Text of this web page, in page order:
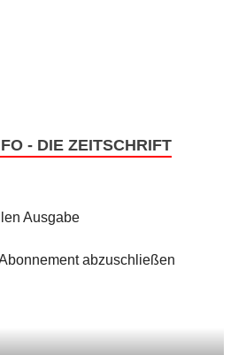
- DIE ZEITSCHRIFT
Ausgabe
abzuschließen